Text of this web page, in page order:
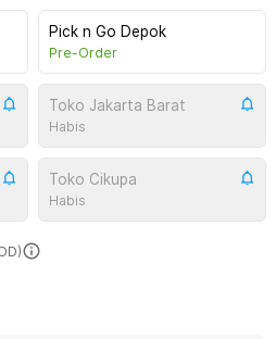
Pick n Go Depok
Pre-Order
Toko Jakarta Barat
Habis
Toko Cikupa
Habis